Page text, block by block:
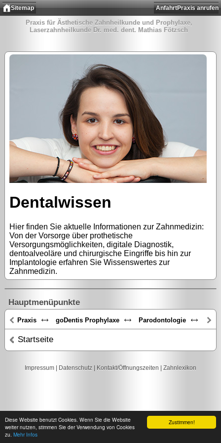
Zustimmen!
Diese Website benutzt Cookies. Wenn Sie die Website
weiter nutzen, stimmen Sie der Verwendung von Cookies
zu. Mehr Infos
Sitemap Praxis anrufen
Anfahrt
Praxis für Ästhetische Zahnheilkunde und Prophylaxe,
Laserzahnheilkunde Dr. med. dent. Mathias Fötzsch
Dentalwissen
Hier finden Sie aktuelle Informationen zur Zahnmedizin:
Von der Vorsorge über prothetische
Versorgungsmöglichkeiten, digitale Diagnostik,
dentoalveoläre und chirurgische Eingriffe bis hin zur
Implantologie erfahren Sie Wissenswertes zur
Zahnmedizin.
Hauptmenüpunkte
Praxis goDentis Prophylaxe Parodontologie
Startseite
Impressum | Datenschutz | Kontakt/Öffnungszeiten | Zahnlexikon